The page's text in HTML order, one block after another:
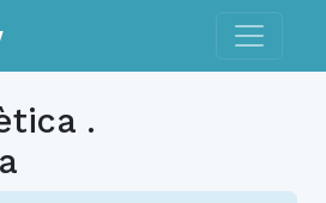
Toggle
.